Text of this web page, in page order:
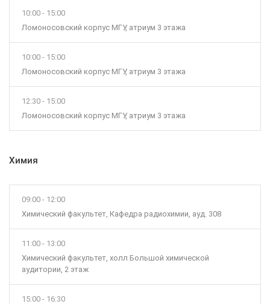
10:00 - 15:00
Ломоносовский корпус МГУ, атриум 3 этажа
10:00 - 15:00
Ломоносовский корпус МГУ, атриум 3 этажа
12:30 - 15:00
Ломоносовский корпус МГУ, атриум 3 этажа
Химия
09:00 - 12:00
Химический факультет, Кафедра радиохимии, ауд. 308
11:00 - 13:00
Химический факультет, холл Большой химической
аудитории, 2 этаж
15:00 - 16:30